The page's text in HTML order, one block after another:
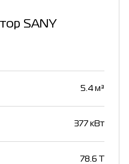
SANY
5.4 м³
377 кВт
78.6 T